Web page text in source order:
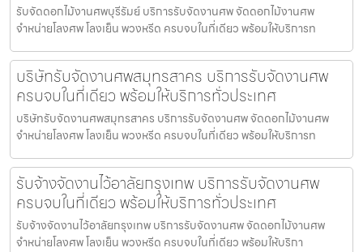
รับจัดดอกไม้งานศพบุรีรัมย์ บริการรับจัดงานศพ จัดดอกไม้งานศพ
จำหน่ายโลงศพ โลงเย็น พวงหรีด ครบจบในที่เดียว พร้อมให้บริการท
บริษัทรับจัดงานศพสมุทรสาคร บริการรับจัดงานศพ
ครบจบในที่เดียว พร้อมให้บริการทั่วประเทศ
บริษัทรับจัดงานศพสมุทรสาคร บริการรับจัดงานศพ จัดดอกไม้งานศพ
จำหน่ายโลงศพ โลงเย็น พวงหรีด ครบจบในที่เดียว พร้อมให้บริการท
รับจ้างจัดงานไว้อาลัยกรุงเทพ บริการรับจัดงานศพ
ครบจบในที่เดียว พร้อมให้บริการทั่วประเทศ
รับจ้างจัดงานไว้อาลัยกรุงเทพ บริการรับจัดงานศพ จัดดอกไม้งานศพ
จำหน่ายโลงศพ โลงเย็น พวงหรีด ครบจบในที่เดียว พร้อมให้บริกา